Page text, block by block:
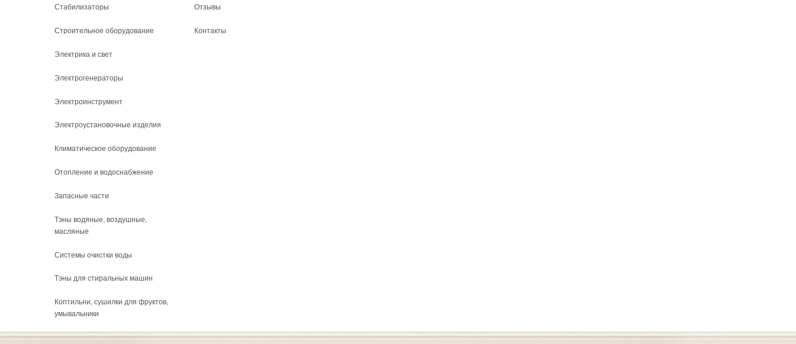
Стабилизаторы
Строительное оборудование
Электрика и свет
Электрогенераторы
Электроинструмент
Электроустановочные изделия
Климатическое оборудование
Отопление и водоснабжение
Запасные части
Тэны водяные, воздушные,
масляные
Системы очистки воды
Тэны для стиральных машин
Коптильни, сушилки для фруктов,
умывальники
Отзывы
Контакты